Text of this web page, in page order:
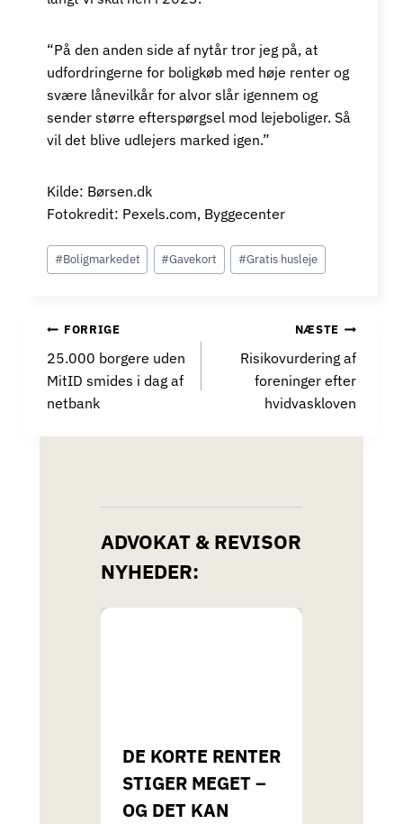
“På den anden side af nytår tror jeg på, at
udfordringerne for boligkøb med høje renter og
svære lånevilkår for alvor slår igennem og
sender større efterspørgsel mod lejeboliger. Så
vil det blive udlejers marked igen.”
Kilde: Børsen.dk
Fotokredit: Pexels.com, Byggecenter
Indlæg-
tags:
#Boligmarkedet #Gavekort #Gratis husleje
INDLÆGSNAVIGATION
FORRIGE
25.000 borgere uden
MitID smides i dag af
netbank
NÆSTE
Risikovurdering af
foreninger efter
hvidvaskloven
ADVOKAT & REVISOR
NYHEDER:
DE KORTE RENTER
STIGER MEGET –
OG DET KAN